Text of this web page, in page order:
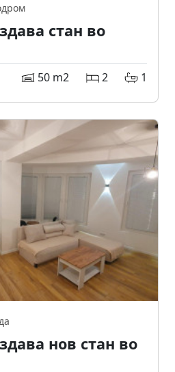
стан во
50 m2 2 1
нов стан во